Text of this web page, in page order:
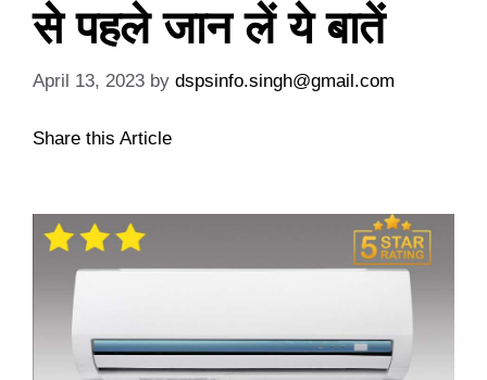
से पहले जान लें ये बातें
April 13, 2023 by dspsinfo.singh@gmail.com
Share this Article